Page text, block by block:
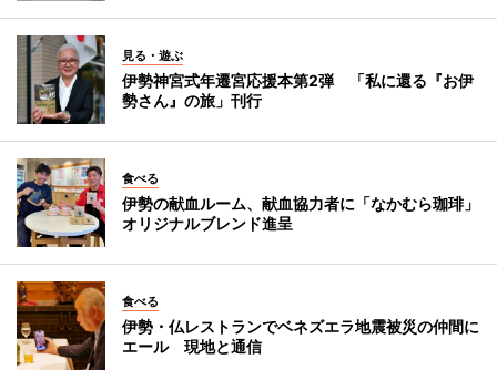
見る・遊ぶ
伊勢神宮式年遷宮応援本第2弾 「私に還る『お伊
勢さん』の旅」刊行
食べる
伊勢の献血ルーム、献血協力者に「なかむら珈琲」
オリジナルブレンド進呈
食べる
伊勢・仏レストランでベネズエラ地震被災の仲間に
エール 現地と通信